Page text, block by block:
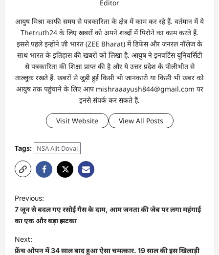
Editor
आयुष मिश्रा काफी समय से पत्रकारिता के क्षेत्र में काम कर रहे हैं. वर्तमान में ये
Thetruth24 के लिए खबरों को अपने शब्दों में पिरोने का काम करते हैं.
इससे पहले इन्होंने ज़ी भारत (ZEE Bharat) में डिफेंस और जनरल नॉलेज के
साथ भारत के इतिहास की खबरों को लिखा है. आयुष ने इनवर्टिस यूनिवर्सिटी
से पत्रकारिता की शिक्षा प्राप्त की है और ये उत्तर प्रदेश के पीलीभीत से
ताल्लुक रखते हैं. खबरों से जुड़ी हुई किसी भी जानकारी या किसी भी खबर को
आयुष तक पहुंचाने के लिए आप mishraaayush844@gmail.com पर
इनसे संपर्क कर सकते हैं.
Visit Website View All Posts
Tags: NSA Ajit Doval
Previous:
7 जून से बदल गए रसोई गैस के दाम, आम जनता की जेब पर लगा महंगाई
का एक और बड़ा झटका
Next:
फ्रेंच ओपन में 34 साल बाद हुआ ऐसा चमत्कार. 19 साल की इस खिलाड़ी